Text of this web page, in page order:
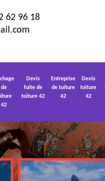
62 96 18
de
42
Devis
fuite de
toiture 42
Entreprise
de toiture
42
Devis
toiture
42